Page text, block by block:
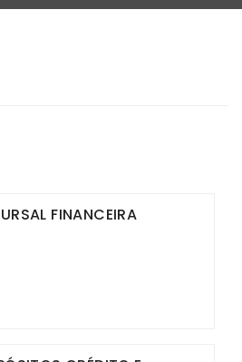
FINANCEIRA